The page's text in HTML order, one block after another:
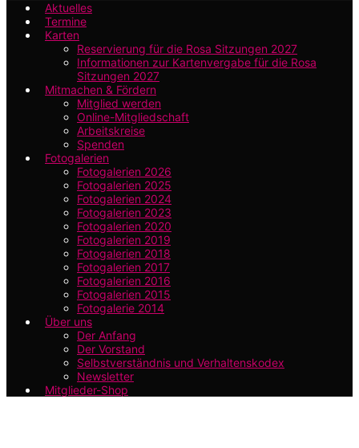
Aktuelles
Termine
Karten
Reservierung für die Rosa Sitzungen 2027
Informationen zur Kartenvergabe für die Rosa
Sitzungen 2027
Mitmachen & Fördern
Mitglied werden
Online-Mitgliedschaft
Arbeitskreise
Spenden
Fotogalerien
Fotogalerien 2026
Fotogalerien 2025
Fotogalerien 2024
Fotogalerien 2023
Fotogalerien 2020
Fotogalerien 2019
Fotogalerien 2018
Fotogalerien 2017
Fotogalerien 2016
Fotogalerien 2015
Fotogalerie 2014
Über uns
Der Anfang
Der Vorstand
Selbstverständnis und Verhaltenskodex
Newsletter
Mitglieder-Shop